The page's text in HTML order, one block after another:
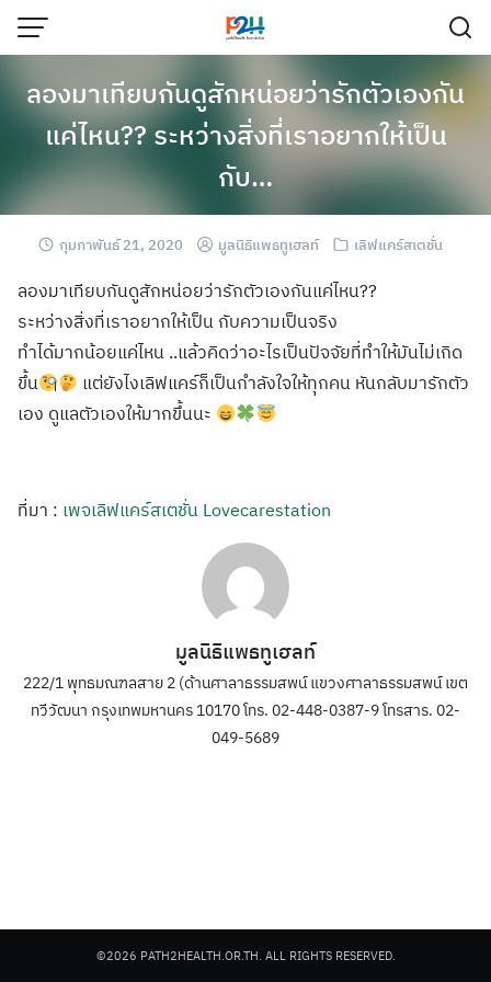
ลองมาเทียบกันดูสักหน่อยว่ารักตัวเองกัน
แค่ไหน?? ระหว่างสิ่งที่เราอยากให้เป็น
กับ…
กุมภาพันธ์ 21, 2020 มูลนิธิแพธทูเฮลท์ เลิฟแคร์สเตชั่น
ลองมาเทียบกันดูสักหน่อยว่ารักตัวเองกันแค่ไหน??
ระหว่างสิ่งที่เราอยากให้เป็น กับความเป็นจริง
ทำได้มากน้อยแค่ไหน ..แล้วคิดว่าอะไรเป็นปัจจัยที่ทำให้มันไม่เกิด
ขึ้น
แต่ยังไงเลิฟแคร์ก็เป็นกำลังใจให้ทุกคน หันกลับมารักตัว
เอง ดูแลตัวเองให้มากขึ้นนะ
ที่มา : เพจเลิฟแคร์สเตชั่น Lovecarestation
มูลนิธิแพธทูเฮลท์
222/1 พุทธมณฑลสาย 2 (ด้านศาลาธรรมสพน์ แขวงศาลาธรรมสพน์ เขต
ทวีวัฒนา กรุงเทพมหานคร 10170 โทร. 02-448-0387-9 โทรสาร. 02-
049-5689
©2026 PATH2HEALTH.OR.TH. ALL RIGHTS RESERVED.